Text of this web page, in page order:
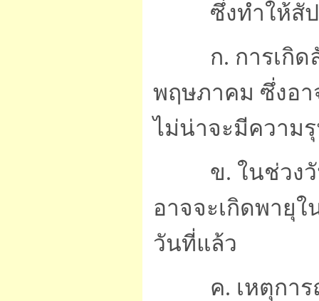
ซึ่งทำให้สัปด
ก. การเกิดลัก
พฤษภาคม ซึ่งอา
ไม่น่าจะมีความ
ข. ในช่วงวันที่
อาจจะเกิดพายุใ
วันที่แล้ว
ค. เหตุการณ์